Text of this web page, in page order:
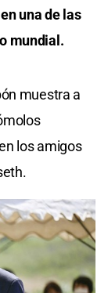
una de las
mundial.
muestra a
los amigos